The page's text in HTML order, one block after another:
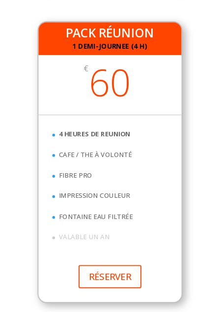
PACK RÉUNION
1 DEMI-JOURNEE (4 H)
€ 60
4 HEURES DE REUNION
CAFE / THE À VOLONTÉ
FIBRE PRO
IMPRESSION COULEUR
FONTAINE EAU FILTRÉE
VALABLE UN AN
RÉSERVER